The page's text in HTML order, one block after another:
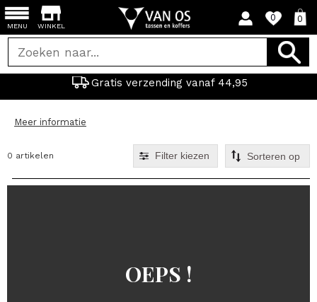
WINKEL
0 0
Gratis verzending vanaf 44,95
MENU
Meer informatie
0 artikelen Filter kiezen
OEPS !